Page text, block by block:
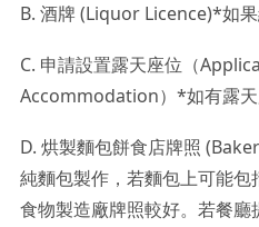
B. 酒牌 (Liquor Licence)*如果
C. 申請設置露天座位（
Accommodation）*如有露天
D. 烘製麵包餅食店牌照
純麵包製作，若麵包上可能
食物製造廠牌照較好。若餐